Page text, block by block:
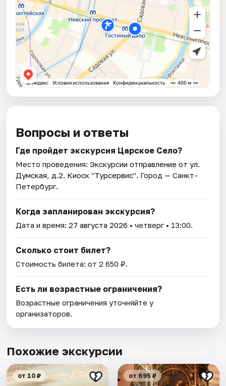
Вопросы и ответы
Где пройдет экскурсия Царское Село?
Место проведения:Экскурсии отправление от ул.
Думская, д.2. Киоск "Турсервис". Город — Санкт-
Петербург.
Когда запланирован экскурсия?
Дата и время:27 августа 2026 • четверг • 13:00.
Сколько стоит билет?
Стоимость билета: от 2 650 ₽.
Есть ли возрастные ограничения?
Возрастные ограничения уточняйте у
организаторов.
Похожие экскурсии
от 10 ₽ от 695 ₽